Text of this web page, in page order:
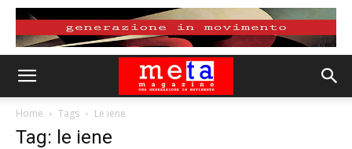
Home Tags Le iene
Tag: le iene